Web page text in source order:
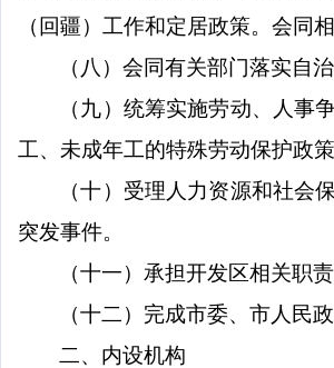
（回疆）工作和定居政策。会同
（八）会同有关部门落实自
（九）统筹实施劳动、人
工、未成年工的特殊劳动保护政
（十）受理人力资源和社
突发事件。
（十一）承担开发区相关职责
（十二）完成市委、市人民
二、内设机构